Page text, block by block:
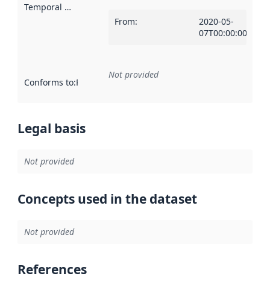
Temporal scope
From:
2020-05-
07T00:00:00Z
Conforms to:Reference to an implementation rule or other
Not provided
Legal basis
Not provided
Concepts used in the dataset
Not provided
References